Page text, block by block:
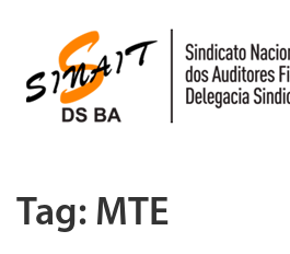
para
conteúdo
Tag: MTE